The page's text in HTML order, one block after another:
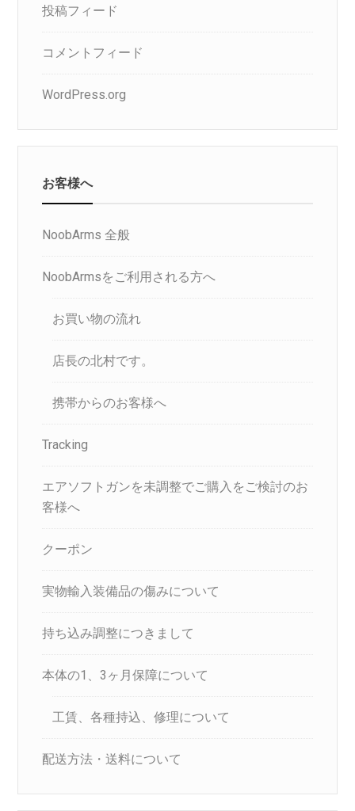
投稿フィード
コメントフィード
WordPress.org
お客様へ
NoobArms 全般
NoobArmsをご利用される方へ
お買い物の流れ
店長の北村です。
携帯からのお客様へ
Tracking
エアソフトガンを未調整でご購入をご検討のお
客様へ
クーポン
実物輸入装備品の傷みについて
持ち込み調整につきまして
本体の1、3ヶ月保障について
工賃、各種持込、修理について
配送方法・送料について